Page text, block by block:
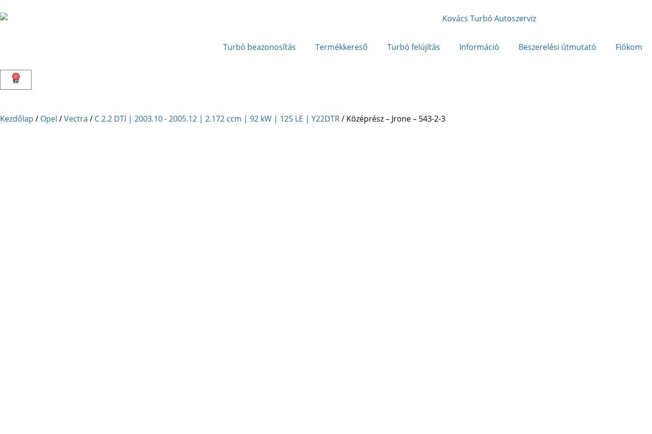
Turbó beazonosítás Termékkereső Turbó felújítás Információ Beszerelési útmutató Fiókom
0
Kezdőlap / Opel /Vectra / C 2.2 DTI | 2003.10 - 2005.12 | 2.172 ccm | 92 kW | 125 LE | Y22DTR/ Középrész – Jrone – 543-2-3